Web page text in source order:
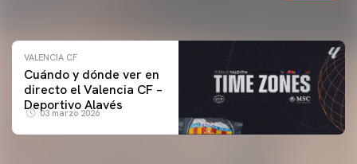
VALENCIA CF
Cuándo y dónde ver en
directo el Valencia CF –
Deportivo Alavés
03 marzo 2026